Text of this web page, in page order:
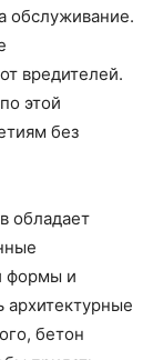
обслуживание.
вредителей.
этой
без
обладает
формы и
архитектурные
бетон